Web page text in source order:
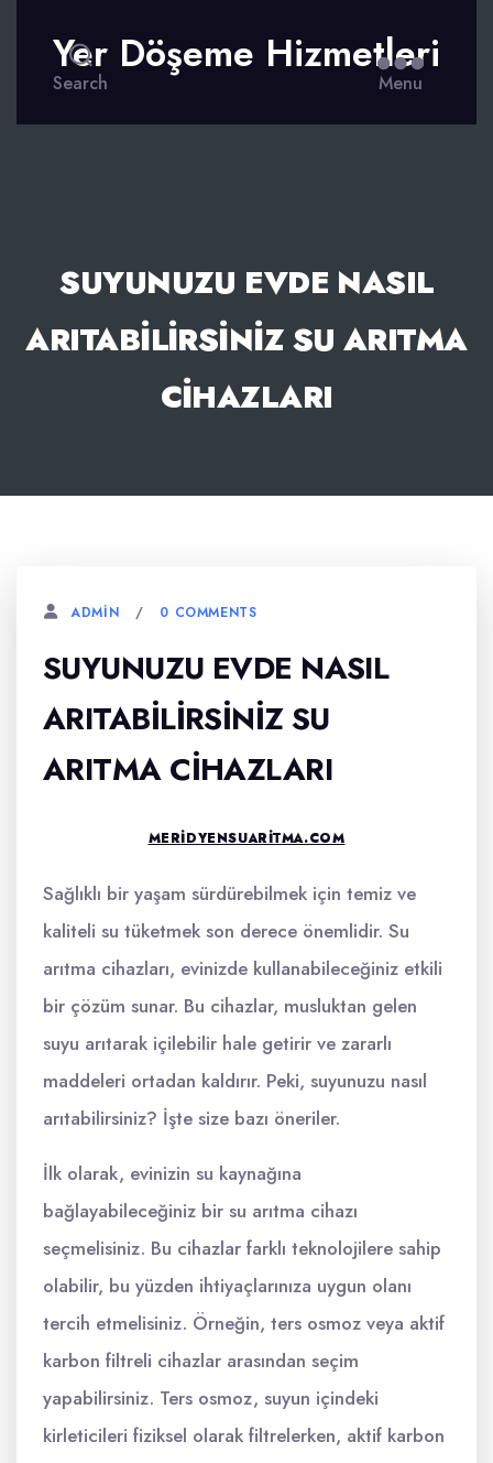
Search
Yer Döşeme Hizmetleri
Menu
SUYUNUZU EVDE NASIL
ARITABILIRSINIZ SU ARITMA
CIHAZLARI
ADMIN 0 COMMENTS
SUYUNUZU EVDE NASIL
ARITABILIRSINIZ SU
ARITMA CIHAZLARI
MERIDYENSUARITMA.COM
Sağlıklı bir yaşam sürdürebilmek için temiz ve
kaliteli su tüketmek son derece önemlidir. Su
arıtma cihazları, evinizde kullanabileceğiniz etkili
bir çözüm sunar. Bu cihazlar, musluktan gelen
suyu arıtarak içilebilir hale getirir ve zararlı
maddeleri ortadan kaldırır. Peki, suyunuzu nasıl
arıtabilirsiniz? İşte size bazı öneriler.
İlk olarak, evinizin su kaynağına
bağlayabileceğiniz bir su arıtma cihazı
seçmelisiniz. Bu cihazlar farklı teknolojilere sahip
olabilir, bu yüzden ihtiyaçlarınıza uygun olanı
tercih etmelisiniz. Örneğin, ters osmoz veya aktif
karbon filtreli cihazlar arasından seçim
yapabilirsiniz. Ters osmoz, suyun içindeki
kirleticileri fiziksel olarak filtrelerken, aktif karbon